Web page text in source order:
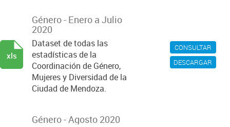
CONSULTAR
DESCARGAR
Género - Enero a Julio
2020
Dataset de todas las
estadísticas de la
Coordinación de Género,
Mujeres y Diversidad de la
Ciudad de Mendoza.
xls
Género - Agosto 2020